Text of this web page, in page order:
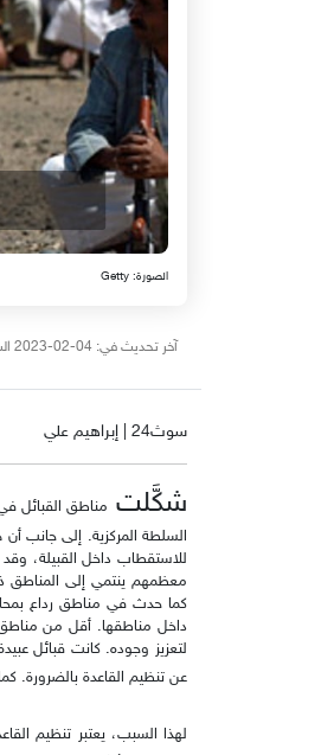
الصورة: Getty
آخر تحديث في: 04-02-2023 الساعة 6 مساءً بتوقيت عدن
سوث24 | إبراهيم علي
شكَّلت مناطق القبائل
السلطة المركزية. إلى جانب
للاستقطاب داخل القبيلة،
معظمهم ينتمي إلى المناطق
كما حدث في مناطق رداع
داخل مناطقها. أقل من مناطق
لتعزيز وجوده. كانت قبائل
عن تنظيم القاعدة بالضرورة. كما حدث في العام 2009، حين منعت
لهذا السبب، يعتبر تنظيم